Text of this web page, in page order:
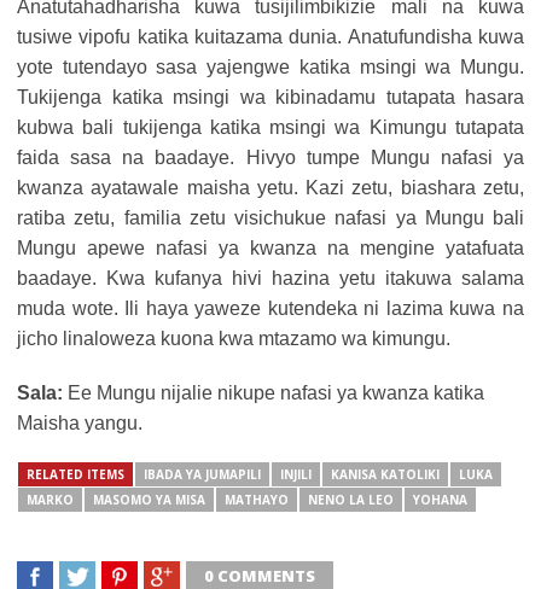
Anatutahadharisha kuwa tusijilimbikizie mali na kuwa
tusiwe vipofu katika kuitazama dunia. Anatufundisha kuwa
yote tutendayo sasa yajengwe katika msingi wa Mungu.
Tukijenga katika msingi wa kibinadamu tutapata hasara
kubwa bali tukijenga katika msingi wa Kimungu tutapata
faida sasa na baadaye. Hivyo tumpe Mungu nafasi ya
kwanza ayatawale maisha yetu. Kazi zetu, biashara zetu,
ratiba zetu, familia zetu visichukue nafasi ya Mungu bali
Mungu apewe nafasi ya kwanza na mengine yatafuata
baadaye. Kwa kufanya hivi hazina yetu itakuwa salama
muda wote. Ili haya yaweze kutendeka ni lazima kuwa na
jicho linaloweza kuona kwa mtazamo wa kimungu.
Sala: Ee Mungu nijalie nikupe nafasi ya kwanza katika
Maisha yangu.
RELATED ITEMS IBADA YA JUMAPILI INJILI KANISA KATOLIKI
LUKA
MARKO
MASOMO YA MISA MATHAYO NENO LA LEO YOHANA
0 COMMENTS